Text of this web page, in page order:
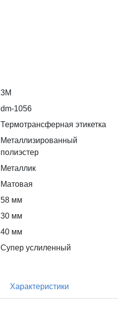
3M
dm-1056
Термотрансферная этикетка
Металлизированный
полиэстер
Металлик
Матовая
58 мм
30 мм
40 мм
Супер услиленный
Характеристики